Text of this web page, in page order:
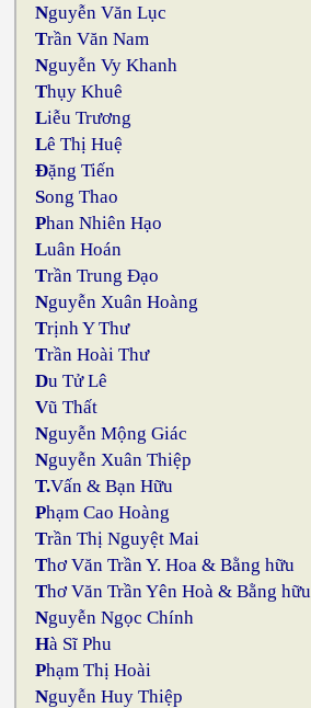
Nguyễn Văn Lục
Trần Văn Nam
Nguyễn Vy Khanh
Thụy Khuê
Liễu Trương
Lê Thị Huệ
Đặng Tiến
Song Thao
Phan Nhiên Hạo
Luân Hoán
Trần Trung Đạo
Nguyễn Xuân Hoàng
Trịnh Y Thư
Trần Hoài Thư
Du Tử Lê
Vũ Thất
Nguyễn Mộng Giác
Nguyễn Xuân Thiệp
T.Vấn & Bạn Hữu
Phạm Cao Hoàng
Trần Thị Nguyệt Mai
Thơ Văn Trần Y. Hoa & Bằng hữu
Thơ Văn Trần Yên Hoà & Bằng hữu
Nguyễn Ngọc Chính
Hà Sĩ Phu
Phạm Thị Hoài
Nguyễn Huy Thiệp